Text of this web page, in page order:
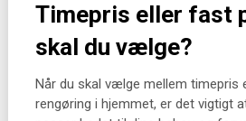
Timepris eller fast
skal du vælge?
Når du skal vælge mellem timepris
rengøring i hjemmet, er det vigtigt